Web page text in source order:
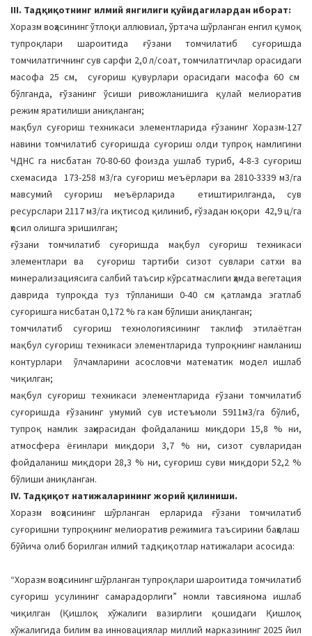
III. Тадқиқотнинг илмий янгилиги қуйидагилардан иборат:
Хоразм воҳасининг ўтлоқи аллювиал, ўртача шўрланган енгил қумоқ
тупроқлари шароитида ғўзани томчилатиб суғоришда
томчилатгичнинг сув сарфи 2,0 л/соат, томчилатгичлар орасидаги
масофа 25 см, суғориш қувурлари орасидаги масофа 60 см
бўлганда, ғўзанинг ўсиши ривожланишига қулай мелиоратив
режим яратилиши аниқланган;
мақбул суғориш техникаси элементларида ғўзанинг Хоразм-127
навини томчилатиб суғоришда суғориш олди тупроқ намлигини
ЧДНС га нисбатан 70-80-60 фоизда ушлаб туриб, 4-8-3 суғориш
схемасида 173-258 м3/га суғориш меъёрлари ва 2810-3339 м3/га
мавсумий суғориш меъёрларида етиштирилганда, сув
ресурслари 2117 м3/га иқтисод қилиниб, ғўзадан юқори 42,9 ц/га
ҳосил олишга эришилган;
ғўзани томчилатиб суғоришда мақбул суғориш техникаси
элементлари ва суғориш тартиби сизот сувлари сатхи ва
минерализациясига салбий таъсир кўрсатмаслиги ҳамда вегетация
даврида тупроқда туз тўпланиши 0-40 см қатламда эгатлаб
суғоришга нисбатан 0,172 % га кам бўлиши аниқланган;
томчилатиб суғориш технологиясининг таклиф этилаётган
мақбул суғориш техникаси элементларида тупроқнинг намланиш
контурлари ўлчамларини асословчи математик модел ишлаб
чиқилган;
мақбул суғориш техникаси элементларида ғўзани томчилатиб
суғоришда ғўзанинг умумий сув истеъмоли 5911м3/га бўлиб,
тупроқ намлик заҳирасидан фойдаланиш миқдори 15,8 % ни,
атмосфера ёғинлари миқдори 3,7 % ни, сизот сувларидан
фойдаланиш миқдори 28,3 % ни, суғориш суви миқдори 52,2 %
бўлиши аниқланган.
IV. Тадқиқот натижаларининг жорий қилиниши.
Хоразм воҳасининг шўрланган ерларида ғўзани томчилатиб
суғоришни тупроқнинг мелиоратив режимига таъсирини баҳолаш
бўйича олиб борилган илмий тадқиқотлар натижалари асосида:
“Хоразм воҳасининг шўрланган тупроқлари шароитида томчилатиб
суғориш усулининг самарадорлиги” номли тавсиянома ишлаб
чиқилган (Қишлоқ хўжалиги вазирлиги қошидаги Қишлоқ
хўжалигида билим ва инновациялар миллий марказининг 2025 йил